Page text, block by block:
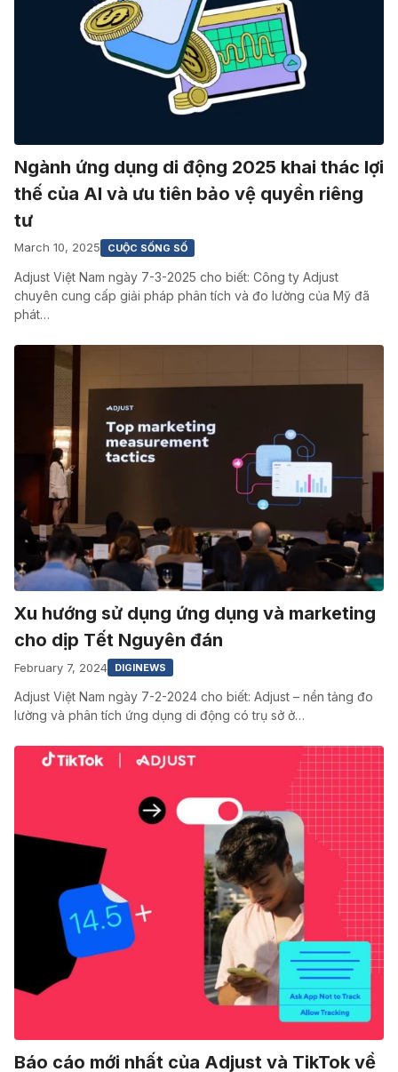
Ngành ứng dụng di động 2025 khai thác lợi
thế của AI và ưu tiên bảo vệ quyền riêng
tư
March 10, 2025 CUỘC SỐNG SỐ
Adjust Việt Nam ngày 7-3-2025 cho biết: Công ty Adjust
chuyên cung cấp giải pháp phân tích và đo lường của Mỹ đã
phát…
Xu hướng sử dụng ứng dụng và marketing
cho dịp Tết Nguyên đán
February 7, 2024 DIGINEWS
Adjust Việt Nam ngày 7-2-2024 cho biết: Adjust – nền tảng đo
lường và phân tích ứng dụng di động có trụ sở ở…
Báo cáo mới nhất của Adjust và TikTok về